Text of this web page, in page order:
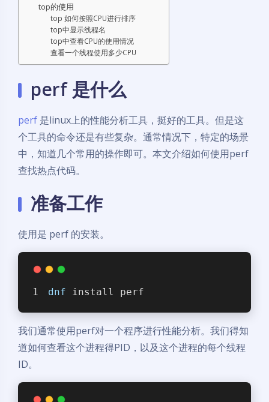
top的使用
top 如何按照CPU进行排序
top中显示线程名
top中查看CPU的使用情况
查看一个线程使用多少CPU
perf 是什么
perf 是linux上的性能分析工具，挺好的工具。但是这
个工具的命令还是有些复杂。通常情况下，特定的场景
中，知道几个常用的操作即可。本文介绍如何使用perf
查找热点代码。
准备工作
使用是 perf 的安装。
dnf install perf
我们通常使用perf对一个程序进行性能分析。我们得知
道如何查看这个进程得PID，以及这个进程的每个线程
ID。